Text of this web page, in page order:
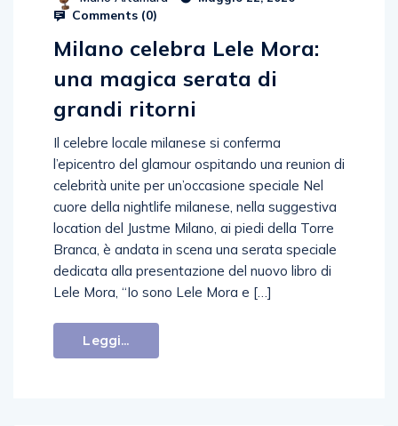
Comments (0)
Milano celebra Lele Mora:
una magica serata di
grandi ritorni
Il celebre locale milanese si conferma
l’epicentro del glamour ospitando una reunion di
celebrità unite per un’occasione speciale Nel
cuore della nightlife milanese, nella suggestiva
location del Justme Milano, ai piedi della Torre
Branca, è andata in scena una serata speciale
dedicata alla presentazione del nuovo libro di
Lele Mora, “Io sono Lele Mora e […]
Leggi...